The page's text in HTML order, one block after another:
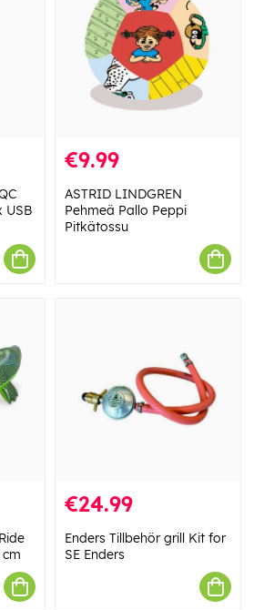
USB
€9.99
ASTRID LINDGREN
Pehmeä Pallo Peppi
Pitkätossu
€24.99
Enders Tillbehör grill Kit for
SE Enders